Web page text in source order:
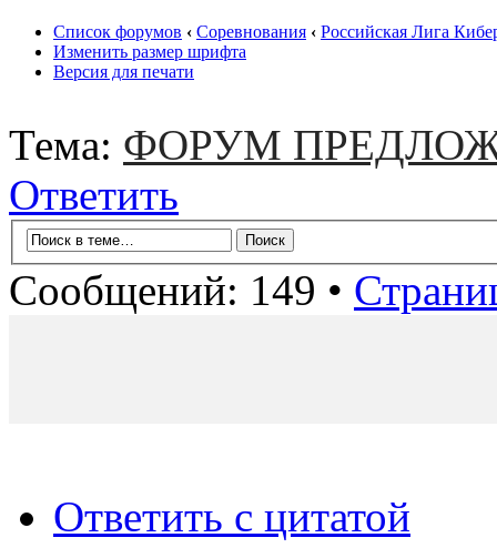
Список форумов ‹ Соревнования ‹ Российская Лига
Изменить размер шрифта
Версия для печати
Тема: ФОРУМ
Ответить
Сообщений: 149 •
Ответить с цитатой